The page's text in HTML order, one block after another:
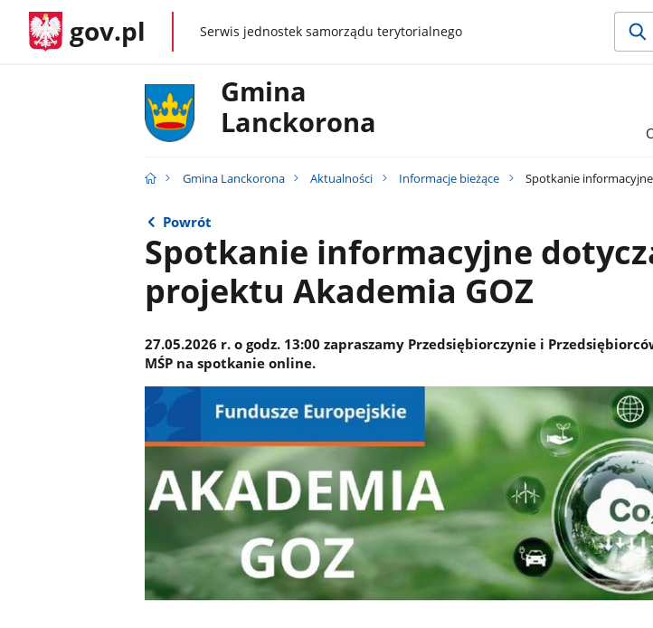
gov.pl gov.plSerwis jednostek samorządu terytorialnego
Gmina
Lanckorona
Gmina Lanckorona Aktualności Informacje bieżące Spotkanie
Powrót
Spotkanie informacyjne
projektu Akademia GOZ
27.05.2026 r. o godz. 13:00 zapraszamy Przedsiębiorczynie i
MŚP na spotkanie online.